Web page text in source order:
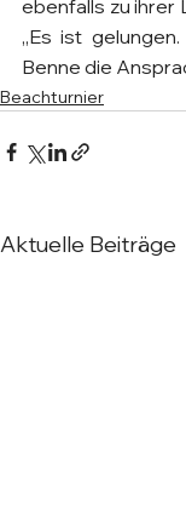
ebenfalls zu ihrer
„Es ist
Benne die
Beachturnier
Aktuelle Beiträge